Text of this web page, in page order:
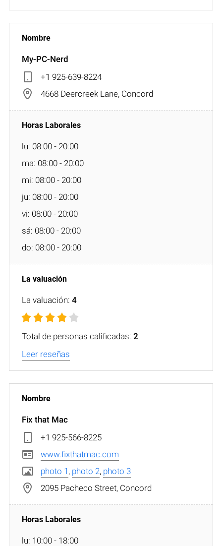
My-PC-Nerd
+1 925-639-8224
4668 Deercreek Lane, Concord
lu: 08:00 - 20:00
ma: 08:00 - 20:00
mi: 08:00 - 20:00
ju: 08:00 - 20:00
vi: 08:00 - 20:00
sá: 08:00 - 20:00
do: 08:00 - 20:00
La valuación: 4
Total de personas calificadas: 2
Leer reseñas
Fix that Mac
+1 925-566-8225
www.fixthatmac.com
photo 1 , photo 2, photo 3
2095 Pacheco Street, Concord
lu: 10:00 - 18:00